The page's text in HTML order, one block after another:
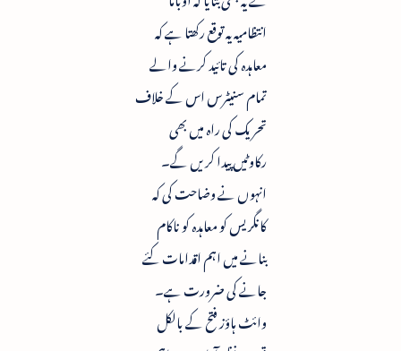
انتظامیہ یہ توقع رکھتا ہے کہ
معاہدہ کی تائید کرنے والے
تمام سنیٹرس اس کے خلاف
تحریک کی راہ میں بھی
رکاوٹیں پیدا کریں گے۔
انہوں نے وضاحت کی کہ
کانگریس کو معاہدہ کو ناکام
بنانے میں اہم اقدامات کئے
جانے کی ضرورت ہے۔
وائٹ ہاؤز فتح کے بالکل